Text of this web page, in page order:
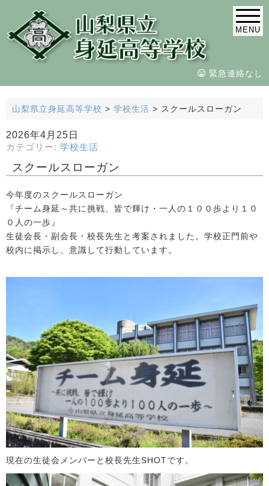
MENU
緊急連絡なし
山梨県立身延高等学校 > 学校生活 > スクールスローガン
2026年4月25日
カテゴリー: 学校生活
スクールスローガン
今年度のスクールスローガン
『チーム身延～共に挑戦、皆で輝け・一人の１００歩より１０
０人の一歩』
生徒会長・副会長・校長先生と考案されました。学校正門前や
校内に掲示し、意識して行動しています。
現在の生徒会メンバーと校長先生SHOTです。